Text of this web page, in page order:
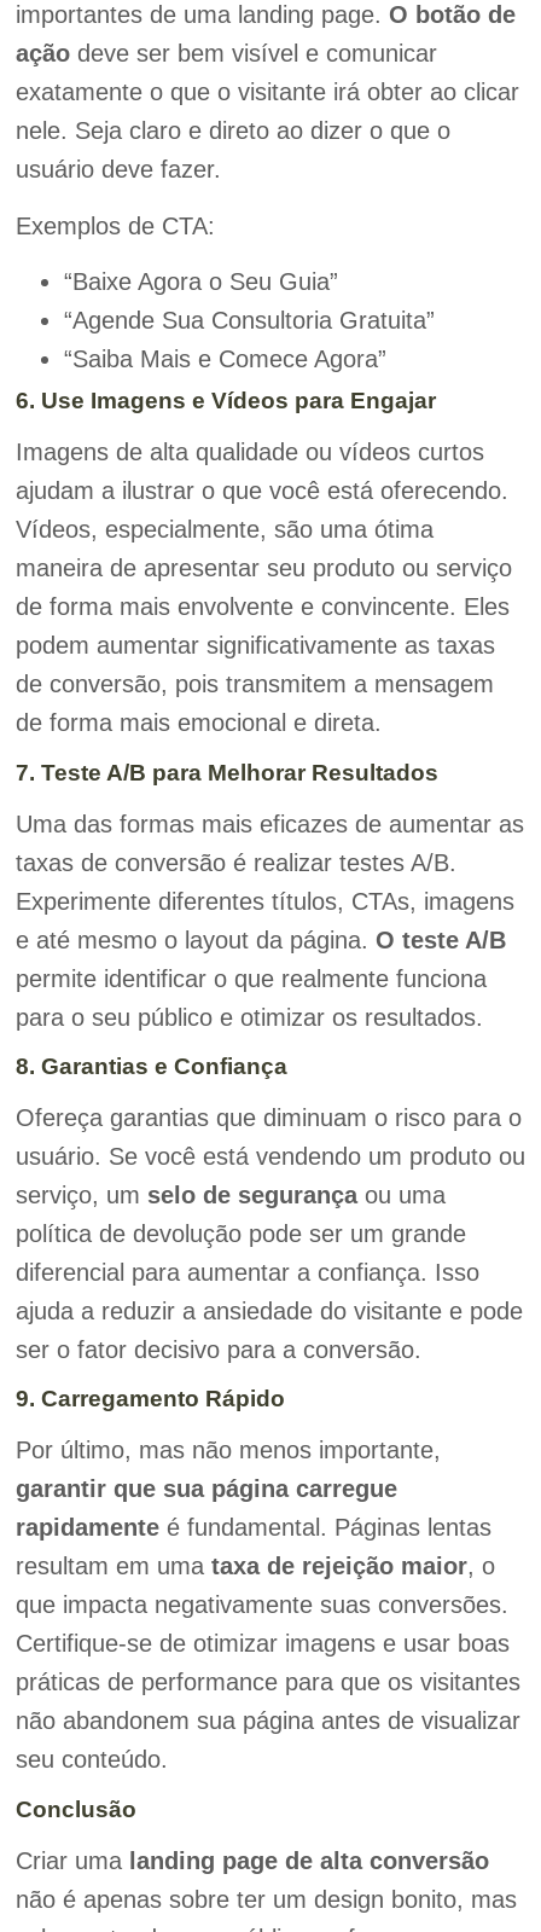
importantes de uma landing page. O botão de
açãodeve ser bem visível e comunicar
exatamente o que o visitante irá obter ao clicar
nele. Seja claro e direto ao dizer o que o
usuário deve fazer.
Exemplos de CTA:
“Baixe Agora o Seu Guia”
“Agende Sua Consultoria Gratuita”
“Saiba Mais e Comece Agora”
6. Use Imagens e Vídeos para Engajar
Imagens de alta qualidade ou vídeos curtos
ajudam a ilustrar o que você está oferecendo.
Vídeos, especialmente, são uma ótima
maneira de apresentar seu produto ou serviço
de forma mais envolvente e convincente. Eles
podem aumentar significativamente as taxas
de conversão, pois transmitem a mensagem
de forma mais emocional e direta.
7. Teste A/B para Melhorar Resultados
Uma das formas mais eficazes de aumentar as
taxas de conversão é realizar testes A/B.
Experimente diferentes títulos, CTAs, imagens
e até mesmo o layout da página. O teste A/B
permite identificar o que realmente funciona
para o seu público e otimizar os resultados.
8. Garantias e Confiança
Ofereça garantias que diminuam o risco para o
usuário. Se você está vendendo um produto ou
serviço, um selo de segurançaou uma
política de devolução pode ser um grande
diferencial para aumentar a confiança. Isso
ajuda a reduzir a ansiedade do visitante e pode
ser o fator decisivo para a conversão.
9. Carregamento Rápido
Por último, mas não menos importante,
garantir que sua página carregue
rapidamenteé fundamental. Páginas lentas
resultam em uma taxa de rejeição maior, o
que impacta negativamente suas conversões.
Certifique-se de otimizar imagens e usar boas
práticas de performance para que os visitantes
não abandonem sua página antes de visualizar
seu conteúdo.
Conclusão
Criar uma landing page de alta conversão
não é apenas sobre ter um design bonito, mas